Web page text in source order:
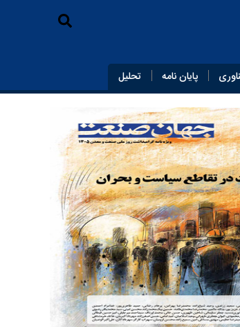
پایان‌ نامه تحلیل